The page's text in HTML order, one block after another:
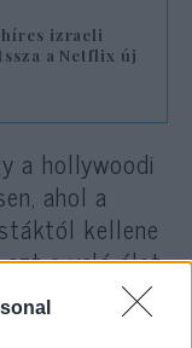
híres izraeli
a Netflix új
a hollywoodi
ahol a
kellene
azt a való élet
béna orosz
holott az